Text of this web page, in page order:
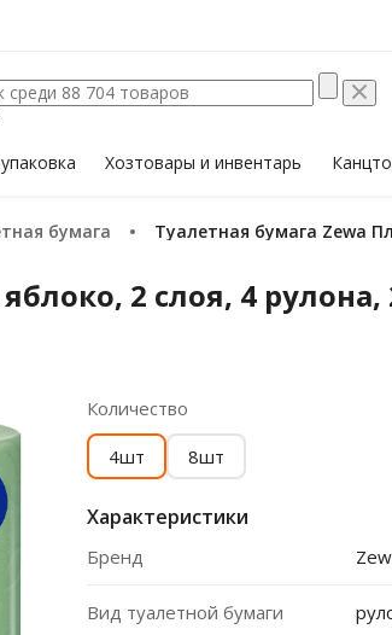
Хозтоварыи инвентарь
бумага Туалетная бумага Zewa
2 слоя, 4
Количество
4шт
8шт
Характеристики
Бренд
Вид туалетной бумаги